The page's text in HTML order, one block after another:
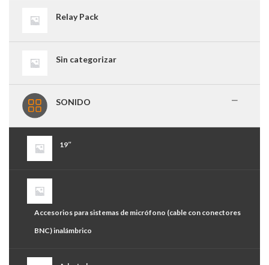
Relay Pack
Sin categorizar
SONIDO
19″
Accesorios para sistemas de micrófono (cable con conectores
BNC) inalámbrico